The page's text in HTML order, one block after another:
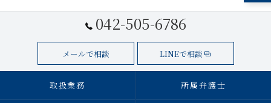
042-505-6786
メールで相談 LINEで相談
取扱業務 所属弁護士